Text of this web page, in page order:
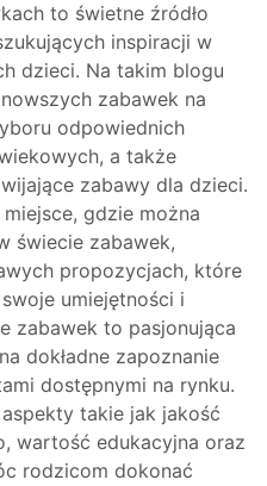
to świetne źródło
inspiracji w
dzieci. Na takim blogu
zabawek na
odpowiednich
a także
zabawy dla dzieci.
gdzie można
świecie zabawek,
propozycjach, które
umiejętności i
zabawek to pasjonująca
dokładne zapoznanie
dostępnymi na rynku.
takie jak jakość
wartość edukacyjna oraz
rodzicom dokonać